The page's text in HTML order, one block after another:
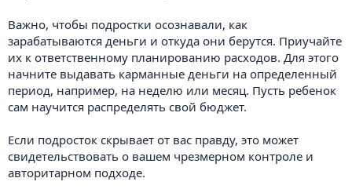
Важно, чтобы подростки осознавали, как
зарабатываются деньги и откуда они берутся. Приучайте
их к ответственному планированию расходов. Для этого
начните выдавать карманные деньги на определенный
период, например, на неделю или месяц. Пусть ребенок
сам научится распределять свой бюджет.
Если подросток скрывает от вас правду, это может
свидетельствовать о вашем чрезмерном контроле и
авторитарном подходе.